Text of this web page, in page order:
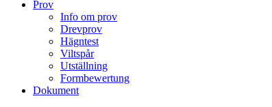
Prov
Info om prov
Drevprov
Hägntest
Viltspår
Utställning
Formbewertung
Dokument